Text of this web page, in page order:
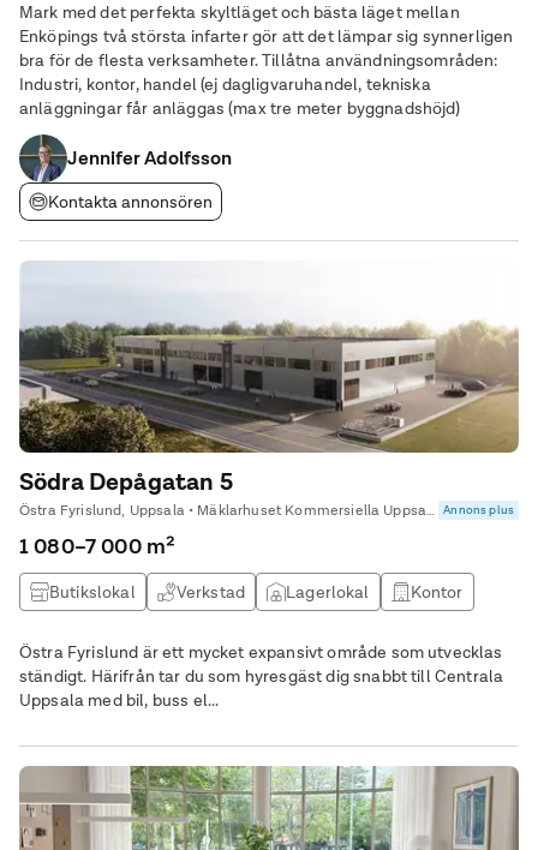
Mark med det perfekta skyltläget och bästa läget mellan
Enköpings två största infarter gör att det lämpar sig synnerligen
bra för de flesta verksamheter. Tillåtna användningsområden:
Industri, kontor, handel (ej dagligvaruhandel, tekniska
anläggningar får anläggas (max tre meter byggnadshöjd)
Jennifer Adolfsson
Kontakta annonsören
Södra Depågatan 5
Östra Fyrislund, Uppsala • Mäklarhuset Kommersiella Uppsala Annons plus
1 080–7 000 m²
Butikslokal Verkstad Lagerlokal Kontor
Östra Fyrislund är ett mycket expansivt område som utvecklas
ständigt. Härifrån tar du som hyresgäst dig snabbt till Centrala
Uppsala med bil, buss el...